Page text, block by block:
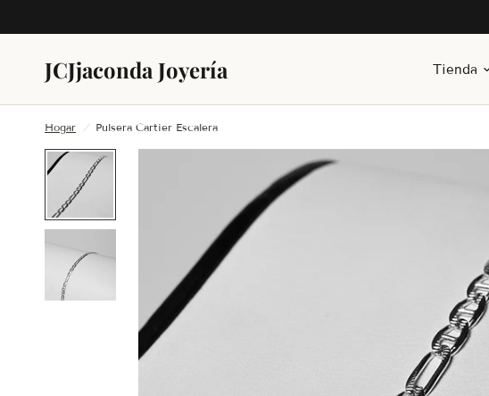
JCJjaconda Joyería Tienda
Hogar / Pulsera Cartier Escalera